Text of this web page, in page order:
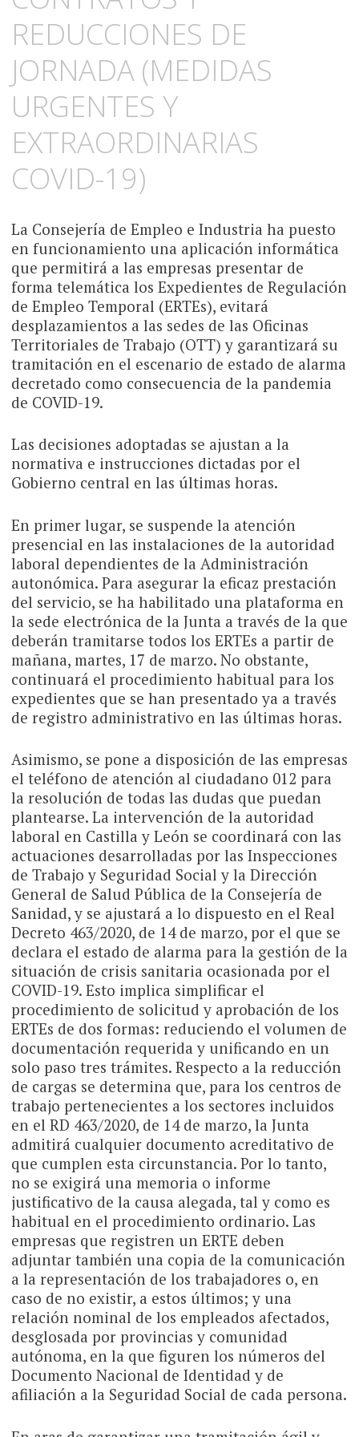
REDUCCIONES DE
JORNADA (MEDIDAS
URGENTES Y
EXTRAORDINARIAS
COVID-19)
La Consejería de Empleo e Industria ha puesto
en funcionamiento una aplicación informática
que permitirá a las empresas presentar de
forma telemática los Expedientes de Regulación
de Empleo Temporal (ERTEs), evitará
desplazamientos a las sedes de las Oficinas
Territoriales de Trabajo (OTT) y garantizará su
tramitación en el escenario de estado de alarma
decretado como consecuencia de la pandemia
de COVID-19.
Las decisiones adoptadas se ajustan a la
normativa e instrucciones dictadas por el
Gobierno central en las últimas horas.
En primer lugar, se suspende la atención
presencial en las instalaciones de la autoridad
laboral dependientes de la Administración
autonómica. Para asegurar la eficaz prestación
del servicio, se ha habilitado una plataforma en
la sede electrónica de la Junta a través de la que
deberán tramitarse todos los ERTEs a partir de
mañana, martes, 17 de marzo. No obstante,
continuará el procedimiento habitual para los
expedientes que se han presentado ya a través
de registro administrativo en las últimas horas.
Asimismo, se pone a disposición de las empresas
el teléfono de atención al ciudadano 012 para
la resolución de todas las dudas que puedan
plantearse. La intervención de la autoridad
laboral en Castilla y León se coordinará con las
actuaciones desarrolladas por las Inspecciones
de Trabajo y Seguridad Social y la Dirección
General de Salud Pública de la Consejería de
Sanidad, y se ajustará a lo dispuesto en el Real
Decreto 463/2020, de 14 de marzo, por el que se
declara el estado de alarma para la gestión de la
situación de crisis sanitaria ocasionada por el
COVID-19. Esto implica simplificar el
procedimiento de solicitud y aprobación de los
ERTEs de dos formas: reduciendo el volumen de
documentación requerida y unificando en un
solo paso tres trámites. Respecto a la reducción
de cargas se determina que, para los centros de
trabajo pertenecientes a los sectores incluidos
en el RD 463/2020, de 14 de marzo, la Junta
admitirá cualquier documento acreditativo de
que cumplen esta circunstancia. Por lo tanto,
no se exigirá una memoria o informe
justificativo de la causa alegada, tal y como es
habitual en el procedimiento ordinario. Las
empresas que registren un ERTE deben
adjuntar también una copia de la comunicación
a la representación de los trabajadores o, en
caso de no existir, a estos últimos; y una
relación nominal de los empleados afectados,
desglosada por provincias y comunidad
autónoma, en la que figuren los números del
Documento Nacional de Identidad y de
afiliación a la Seguridad Social de cada persona.